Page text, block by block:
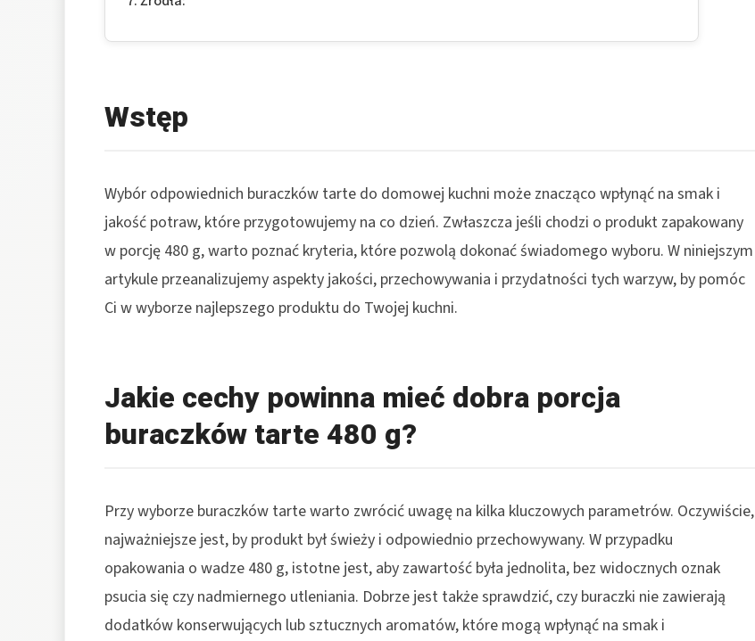
Wstęp
Wybór odpowiednich buraczków tarte do domowej kuchni może znacząco wpłynąć na smak i
jakość potraw, które przygotowujemy na co dzień. Zwłaszcza jeśli chodzi o produkt zapakowany
w porcję 480 g, warto poznać kryteria, które pozwolą dokonać świadomego wyboru. W niniejszym
artykule przeanalizujemy aspekty jakości, przechowywania i przydatności tych warzyw, by pomóc
Ci w wyborze najlepszego produktu do Twojej kuchni.
Jakie cechy powinna mieć dobra porcja
buraczków tarte 480 g?
Przy wyborze buraczków tarte warto zwrócić uwagę na kilka kluczowych parametrów. Oczywiście,
najważniejsze jest, by produkt był świeży i odpowiednio przechowywany. W przypadku
opakowania o wadze 480 g, istotne jest, aby zawartość była jednolita, bez widocznych oznak
psucia się czy nadmiernego utleniania. Dobrze jest także sprawdzić, czy buraczki nie zawierają
dodatków konserwujących lub sztucznych aromatów, które mogą wpłynąć na smak i